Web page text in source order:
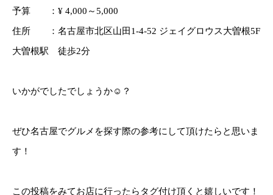
予算 ：¥ 4,000～5,000
住所 ：名古屋市北区山田1-4-52 ジェイグロウス大曽根5F
大曽根駅 徒歩2分
いかがでしたでしょうか☺️？
ぜひ名古屋でグルメを探す際の参考にして頂けたらと思いま
す！
この投稿をみてお店に行ったらタグ付け頂くと嬉しいです！